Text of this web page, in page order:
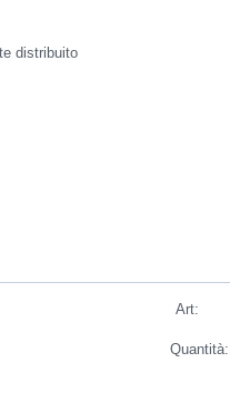
distribuito
Art:
Quantità: